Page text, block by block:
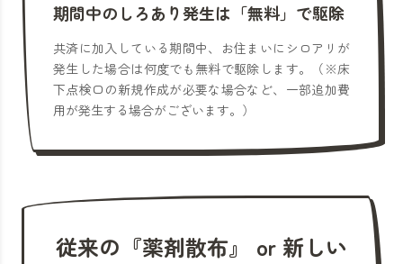
期間中のしろあり発生は「無料」で駆除
共済に加入している期間中、お住まいにシロアリが
発生した場合は何度でも無料で駆除します。（※床
下点検口の新規作成が必要な場合など、一部追加費
用が発生する場合がございます。）
従来の『薬剤散布』 or 新しい